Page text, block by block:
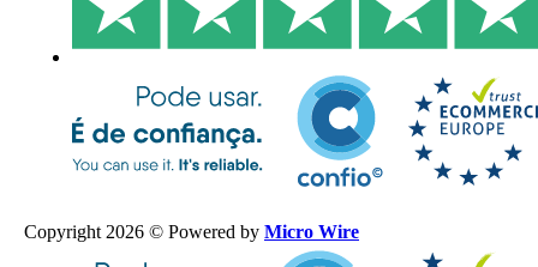
Copyright 2026 © Powered by Micro Wire